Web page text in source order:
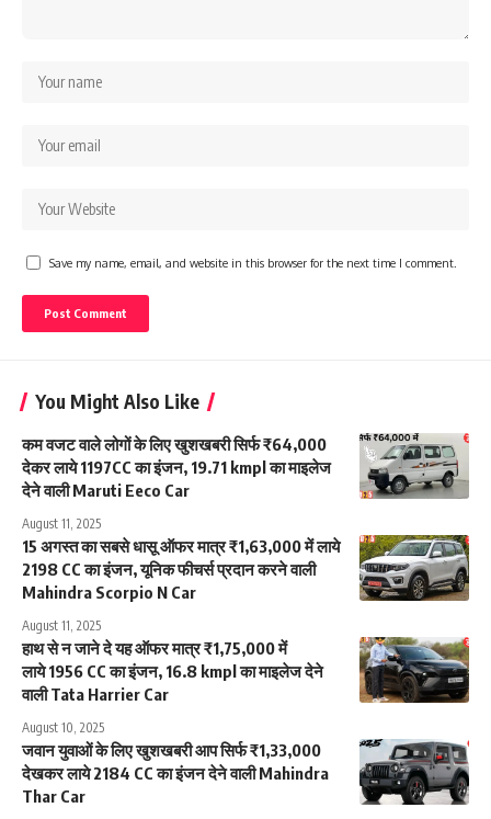
Save my name, email, and website in this browser for the next time I comment.
You Might Also Like
कम वजट वाले लोगों के लिए खुशखबरी सिर्फ ₹64,000
देकर लाये 1197CC का इंजन, 19.71 kmpl का माइलेज
देने वाली Maruti Eeco Car
August 11, 2025
15 अगस्त का सबसे धासू ऑफर मात्र ₹1,63,000 में लाये
2198 CC का इंजन, यूनिक फीचर्स प्रदान करने वाली
Mahindra Scorpio N Car
August 11, 2025
हाथ से न जाने दे यह ऑफर मात्र ₹1,75,000 में
लाये 1956 CC का इंजन, 16.8 kmpl का माइलेज देने
वाली Tata Harrier Car
August 10, 2025
जवान युवाओं के लिए खुशखबरी आप सिर्फ ₹1,33,000
देखकर लाये 2184 CC का इंजन देने वाली Mahindra
Thar Car